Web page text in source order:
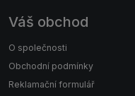
Váš obchod
O společnosti
Obchodní podmínky
Reklamační formulář